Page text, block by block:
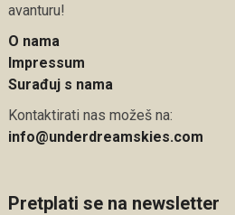
avanturu!
O nama
Impressum
Surađuj s nama
Kontaktirati nas možeš na:
info@underdreamskies.com
Pretplati se na newsletter